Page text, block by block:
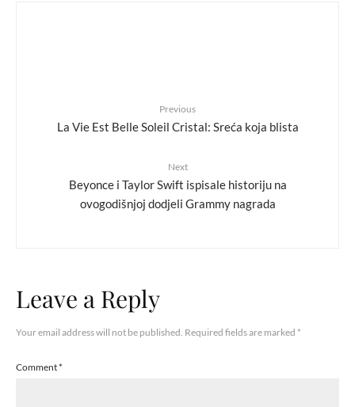
Previous
La Vie Est Belle Soleil Cristal: Sreća koja blista
Next
Beyonce i Taylor Swift ispisale historiju na
ovogodišnjoj dodjeli Grammy nagrada
Leave a Reply
Your email address will not be published. Required fields are marked *
Comment*